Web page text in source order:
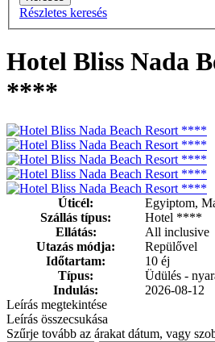
Részletes keresés
Hotel Bliss Nada
****
Úticél:
Egyiptom,
Szállás típus:
Hotel ****
Ellátás:
All inclusive
Utazás módja:
Repülővel
Időtartam:
10 éj
Típus:
Üdülés -
Indulás:
2026-08-12
Leírás megtekintése
Leírás összecsukása
Szűrje tovább az árakat dátum, vagy